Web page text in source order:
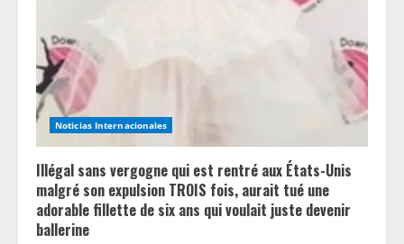
d
i
n
g
Noticias Internacionales
Illégal sans vergogne qui est rentré aux États-Unis
malgré son expulsion TROIS fois, aurait tué une
adorable fillette de six ans qui voulait juste devenir
ballerine